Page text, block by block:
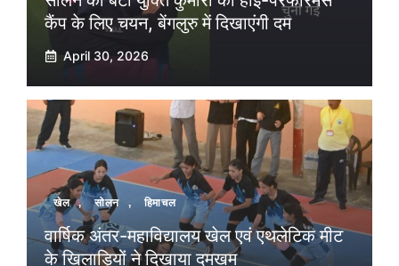
कैंप के लिए चयन, बेंगलुरु में दिखाएंगी दम
April 30, 2026
खेल , सोलन , हिमाचल
वार्षिक अंतर-महाविद्यालय खेल एवं एथलेटिक मीट
के खिलाड़ियों ने दिखाया दमखम